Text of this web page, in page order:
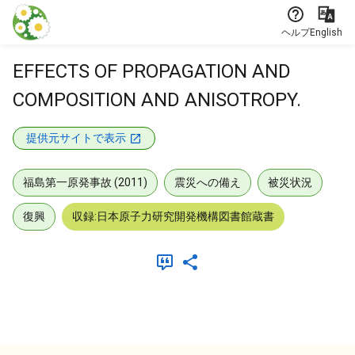
本文に飛ぶ
ヘルプEnglish
EFFECTS OF PROPAGATION AND
COMPOSITION AND ANISOTROPY.
提供元サイトで表示
福島第一原発事故 (2011) 震災への備え 被災状況
復興 収録:日本原子力研究開発機構図書館蔵書